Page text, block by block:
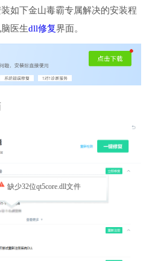
如下金山毒霸专属解决的安装程
医生dll修复界面。
缺少32位qt5core.dll文件